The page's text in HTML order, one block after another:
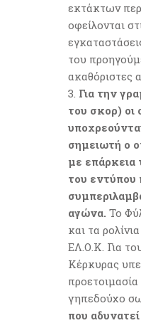
εκτάκτων
οφείλονται
του
ακαθόριστες
Για την
του σκορ) οι
σημειωτή o
με
του εντύπου
αγώνα. Το
και τα
ΕΛ.Ο.Κ. Για
Κέρκυρας
γηπεδούχο
που